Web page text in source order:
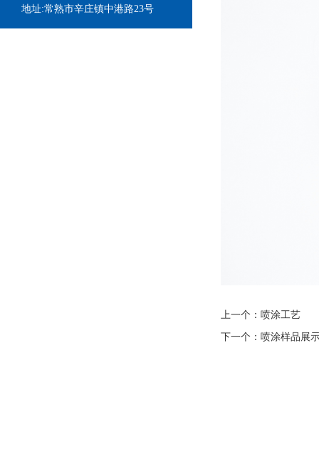
地址:常熟市辛庄镇中港路23号
上一个： 喷涂工艺
下一个： 喷涂样品展